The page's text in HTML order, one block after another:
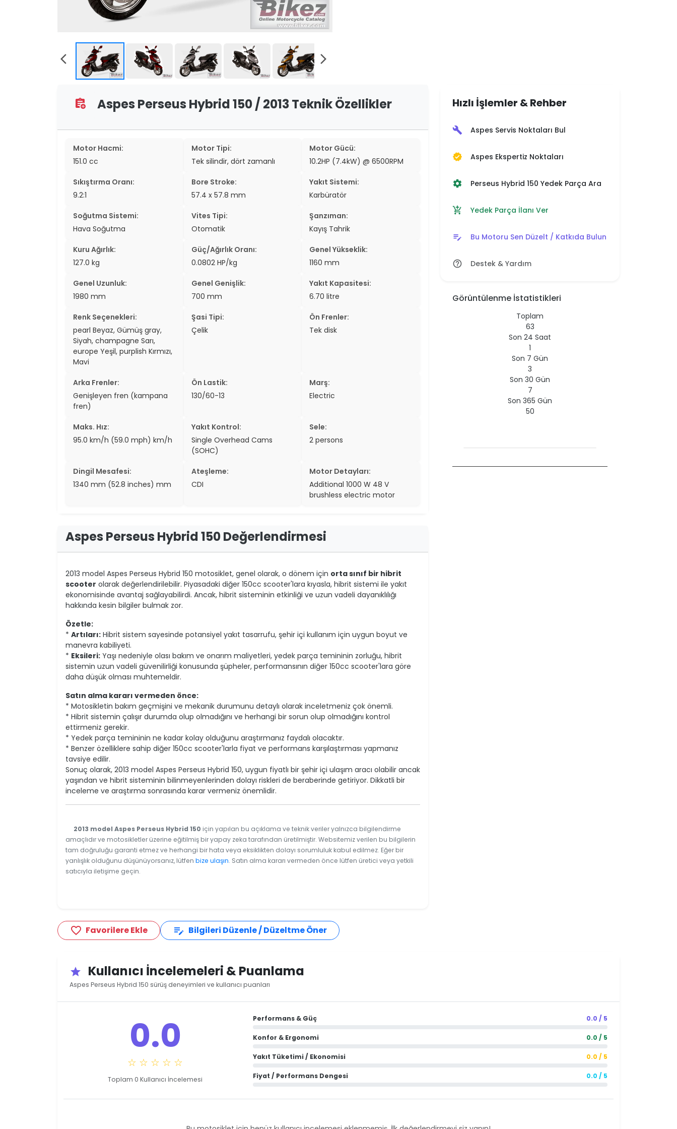
search
arrow_back_ios arrow_forward_ios
assignment_add Aspes Perseus Hybrid 150 / 2013 Teknik Özellikler
Motor Hacmi:
151.0 cc
Motor Tipi:
Tek silindir, dört zamanlı
Motor Gücü:
10.2HP (7.4kW) @ 6500RPM
Sıkıştırma Oranı:
9.2:1
Bore Stroke:
57.4 x 57.8 mm
Yakıt Sistemi:
Karbüratör
Soğutma Sistemi:
Hava Soğutma
Vites Tipi:
Otomatik
Şanzıman:
Kayış Tahrik
Kuru Ağırlık:
127.0 kg
Güç/Ağırlık Oranı:
0.0802 HP/kg
Genel Yükseklik:
1160 mm
Genel Uzunluk:
1980 mm
Genel Genişlik:
700 mm
Yakıt Kapasitesi:
6.70 litre
Renk Seçenekleri:
pearl Beyaz, Gümüş gray,
Siyah, champagne Sarı,
europe Yeşil, purplish Kırmızı,
Mavi
Şasi Tipi:
Çelik
Ön Frenler:
Tek disk
Arka Frenler:
Genişleyen fren (kampana
fren)
Ön Lastik:
130/60-13
Marş:
Electric
Maks. Hız:
95.0 km/h (59.0 mph) km/h
Yakıt Kontrol:
Single Overhead Cams
(SOHC)
Sele:
2 persons
Dingil Mesafesi:
1340 mm (52.8 inches) mm
Ateşleme:
CDI
Motor Detayları:
Additional 1000 W 48 V
brushless electric motor
Aspes Perseus Hybrid 150 Değerlendirmesi
2013 model Aspes Perseus Hybrid 150 motosiklet, genel olarak, o dönem için orta sınıf bir hibrit
scooter olarak değerlendirilebilir. Piyasadaki diğer 150cc scooter'lara kıyasla, hibrit sistemi ile yakıt
ekonomisinde avantaj sağlayabilirdi. Ancak, hibrit sisteminin etkinliği ve uzun vadeli dayanıklılığı
hakkında kesin bilgiler bulmak zor.
Özetle:
* Artıları: Hibrit sistem sayesinde potansiyel yakıt tasarrufu, şehir içi kullanım için uygun boyut ve
manevra kabiliyeti.
* Eksileri: Yaşı nedeniyle olası bakım ve onarım maliyetleri, yedek parça temininin zorluğu, hibrit
sistemin uzun vadeli güvenilirliği konusunda şüpheler, performansının diğer 150cc scooter'lara göre
daha düşük olması muhtemeldir.
Satın alma kararı vermeden önce:
* Motosikletin bakım geçmişini ve mekanik durumunu detaylı olarak inceletmeniz çok önemli.
* Hibrit sistemin çalışır durumda olup olmadığını ve herhangi bir sorun olup olmadığını kontrol
ettirmeniz gerekir.
* Yedek parça temininin ne kadar kolay olduğunu araştırmanız faydalı olacaktır.
* Benzer özelliklere sahip diğer 150cc scooter'larla fiyat ve performans karşılaştırması yapmanız
tavsiye edilir.
Sonuç olarak, 2013 model Aspes Perseus Hybrid 150, uygun fiyatlı bir şehir içi ulaşım aracı olabilir ancak
yaşından ve hibrit sisteminin bilinmeyenlerinden dolayı riskleri de beraberinde getiriyor. Dikkatli bir
inceleme ve araştırma sonrasında karar vermeniz önemlidir.
2013 model Aspes Perseus Hybrid 150 için yapılan bu açıklama ve teknik veriler yalnızca bilgilendirme
amaçlıdır ve motosikletler üzerine eğitilmiş bir yapay zeka tarafından üretilmiştir. Websitemiz verilen bu bilgilerin
tam doğruluğu garanti etmez ve herhangi bir hata veya eksiklikten dolayı sorumluluk kabul edilmez. Eğer bir
yanlışlık olduğunu düşünüyorsanız, lütfen bize ulaşın. Satın alma kararı vermeden önce lütfen üretici veya yetkili
satıcıyla iletişime geçin.
Hızlı İşlemler & Rehber
build Aspes Servis Noktaları Bul
verified Aspes Ekspertiz Noktaları
settings Perseus Hybrid 150 Yedek Parça Ara
add_shopping_cart Yedek Parça İlanı Ver
edit_note Bu Motoru Sen Düzelt / Katkıda Bulun
help_outline Destek & Yardım
Görüntülenme İstatistikleri
Toplam
63
Son 24 Saat
1
Son 7 Gün
3
Son 30 Gün
7
Son 365 Gün
50
favorite_border Favorilere Ekle edit_note Bilgileri Düzenle / Düzeltme Öner
star Kullanıcı İncelemeleri & Puanlama
Aspes Perseus Hybrid 150 sürüş deneyimleri ve kullanıcı puanları
0.0
☆ ☆ ☆ ☆ ☆
Toplam 0 Kullanıcı İncelemesi
Performans & Güç 0.0 / 5
Konfor & Ergonomi 0.0 / 5
Yakıt Tüketimi / Ekonomisi 0.0 / 5
Fiyat / Performans Dengesi 0.0 / 5